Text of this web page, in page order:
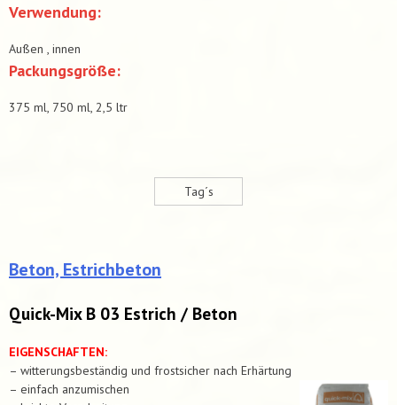
Verwendung:
Außen , innen
Packungsgröße:
375 ml, 750 ml, 2,5 ltr
Tag´s
Beton, Estrichbeton
Quick-Mix B 03 Estrich / Beton
EIGENSCHAFTEN:
– witterungsbeständig und frostsicher nach Erhärtung
– einfach anzumischen